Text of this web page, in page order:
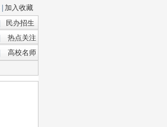
加入收藏
民办招生
热点关注
高校名师